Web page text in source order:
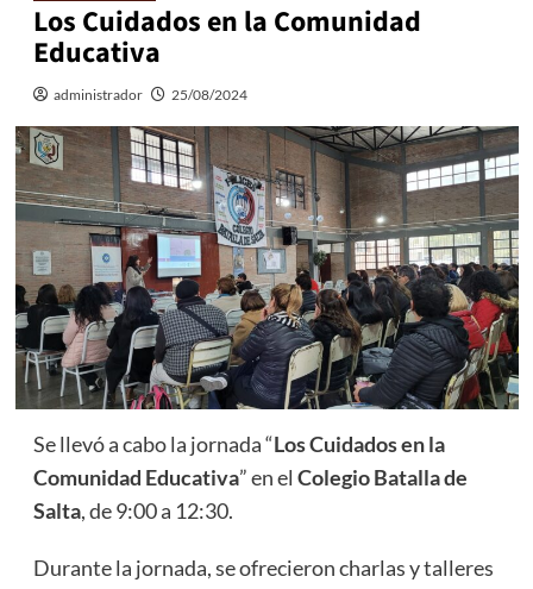
Los Cuidados en la Comunidad
Educativa
administrador 25/08/2024
Se llevó a cabo la jornada “Los Cuidados en la
Comunidad Educativa” en el Colegio Batalla de
Salta, de 9:00 a 12:30.
Durante la jornada, se ofrecieron charlas y talleres